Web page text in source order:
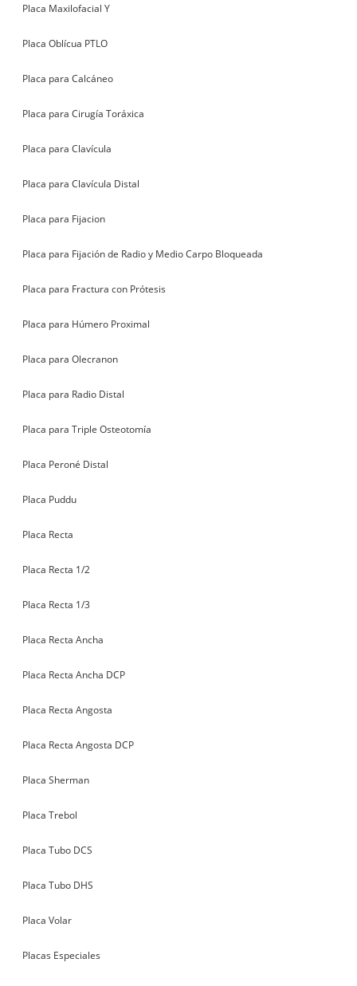
Placa Maxilofacial Y
Placa Oblícua PTLO
Placa para Calcáneo
Placa para Cirugía Toráxica
Placa para Clavícula
Placa para Clavícula Distal
Placa para Fijacion
Placa para Fijación de Radio y Medio Carpo Bloqueada
Placa para Fractura con Prótesis
Placa para Húmero Proximal
Placa para Olecranon
Placa para Radio Distal
Placa para Triple Osteotomía
Placa Peroné Distal
Placa Puddu
Placa Recta
Placa Recta 1/2
Placa Recta 1/3
Placa Recta Ancha
Placa Recta Ancha DCP
Placa Recta Angosta
Placa Recta Angosta DCP
Placa Sherman
Placa Trebol
Placa Tubo DCS
Placa Tubo DHS
Placa Volar
Placas Especiales